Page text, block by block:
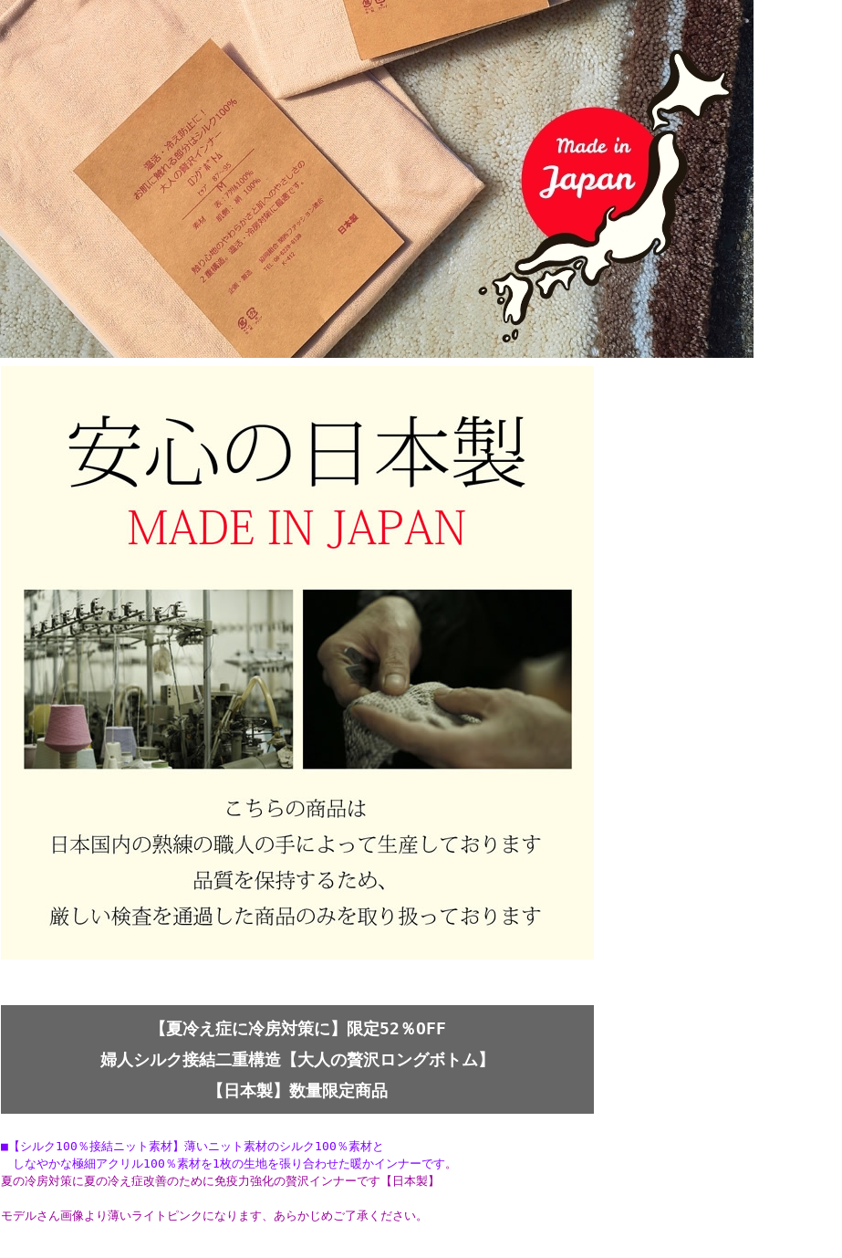
【夏冷え症に冷房対策に】限定52％OFF
婦人シルク接結二重構造【大人の贅沢ロングボトム】
【日本製】数量限定商品
■【シルク100％接結ニット素材】 薄いニット素材のシルク100％素材と
しなやかな極細アクリル100％素材を1枚の生地を張り合わせた暖かインナーです 。
夏の冷房対策に夏の冷え症改善のために免疫力強化の贅沢インナーです【日本製】
モデルさん画像より薄いライトピンクになります、あらかじめご了承ください。